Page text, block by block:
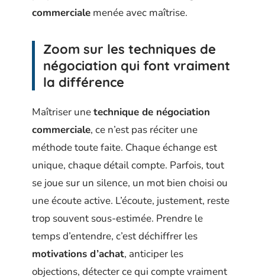
commerciale menée avec maîtrise.
Zoom sur les techniques de
négociation qui font vraiment
la différence
Maîtriser unetechnique de négociation
commerciale, ce n’est pas réciter une
méthode toute faite. Chaque échange est
unique, chaque détail compte. Parfois, tout
se joue sur un silence, un mot bien choisi ou
une écoute active. L’écoute, justement, reste
trop souvent sous-estimée. Prendre le
temps d’entendre, c’est déchiffrer les
motivations d’achat, anticiper les
objections, détecter ce qui compte vraiment